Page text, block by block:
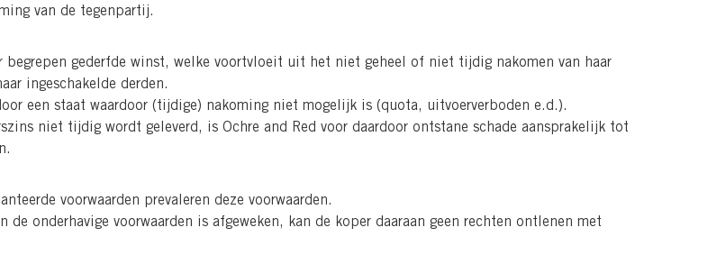
van de tegenpartij.
begrepen gederfde winst, welke voortvloeit uit het niet geheel of niet tijdig nakomen van haar
ingeschakelde derden.
een staat waardoor (tijdige) nakoming niet mogelijk is (quota, uitvoerverboden e.d.).
niet tijdig wordt geleverd, is Ochre and Red voor daardoor ontstane schade aansprakelijk tot
voorwaarden prevaleren deze voorwaarden.
onderhavige voorwaarden is afgeweken, kan de koper daaraan geen rechten ontlenen met